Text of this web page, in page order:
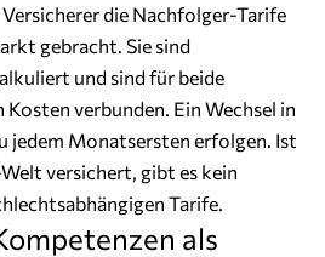
die Nachfolger-Tarife
gebracht. Sie sind
und sind für beide
verbunden. Ein Wechsel in
jedem Monatsersten erfolgen. Ist
versichert, gibt es kein
Tarife.
als